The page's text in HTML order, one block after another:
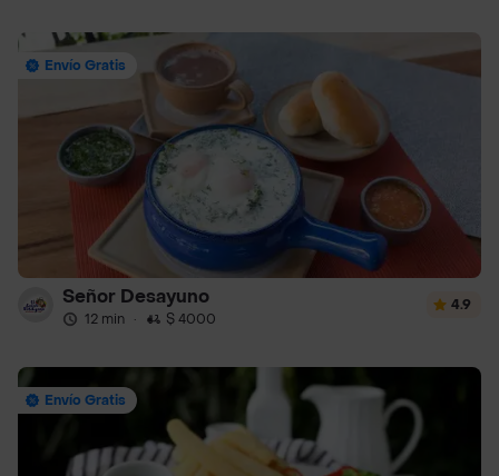
Envío Gratis
Señor Desayuno
12 min · $ 4000
4.9
Envío Gratis